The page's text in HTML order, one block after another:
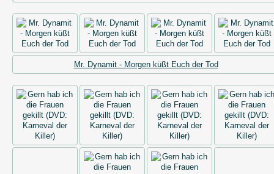
Mr. Dynamit - Morgen küßt Euch der Tod